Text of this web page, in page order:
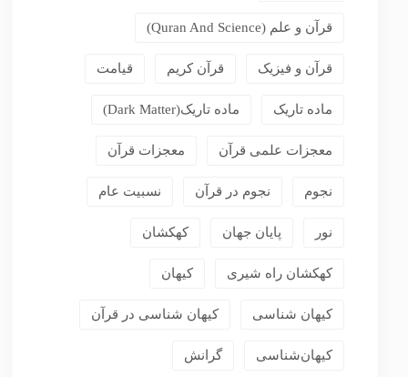
قرآن و علم (Quran And Science)
قرآن و فیزیک قرآن کریم قیامت
ماده تاریک ماده تاریک(dark Matter)
معجزات علمی قرآن معجزات قرآن
نجوم نجوم در قرآن نسبیت عام
نور پایان جهان کهکشان
کهکشان راه شیری کیهان
کیهان شناسی کیهان شناسی در قرآن
کیهان‌شناسی گرانش